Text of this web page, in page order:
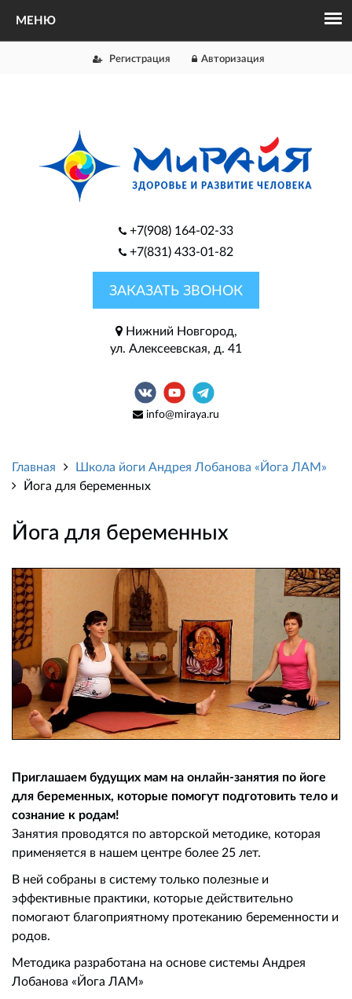
Регистрация Авторизация
+7(908) 164-02-33
+7(831) 433-01-82
ЗАКАЗАТЬ ЗВОНОК
Нижний Новгород,
ул. Алексеевская, д. 41
info@miraya.ru
Главная
Школа йоги Андрея Лобанова «Йога ЛАМ»
Йога для беременных
Йога для беременных
Приглашаем будущих мам на онлайн-занятия по йоге
для беременных, которые помогут подготовить тело и
сознание к родам!
Занятия проводятся по авторской методике, которая
применяется в нашем центре более 25 лет.
В ней собраны в систему только полезные и
эффективные практики, которые действительно
помогают благоприятному протеканию беременности и
родов.
Методика разработана на основе системы Андрея
Лобанова «Йога ЛАМ»